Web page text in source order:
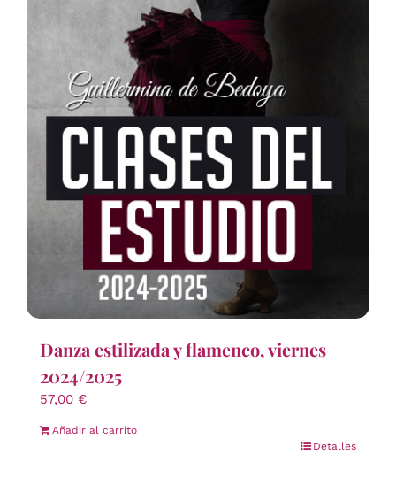
Danza estilizada y flamenco, viernes
2024/2025
57,00 €
Añadir al carrito
Detalles